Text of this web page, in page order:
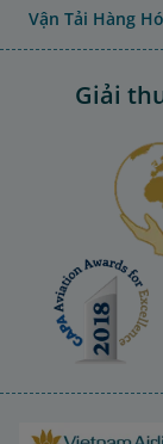
Vận Tải Hàng
Giải